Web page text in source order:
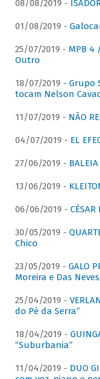
08/08/2019 -
01/08/2019 -
25/07/2019 - MPB 4
Outro
18/07/2019 - Grupo
tocam Nelson
11/07/2019 - NÃO
04/07/2019 - EL
27/06/2019 -
13/06/2019 -
06/06/2019 -
30/05/2019 -
Chico
23/05/2019 - GALO
Moreira e Das
25/04/2019 -
do Pé da Serra”
18/04/2019 -
“Suburbania”
11/04/2019 - DUO